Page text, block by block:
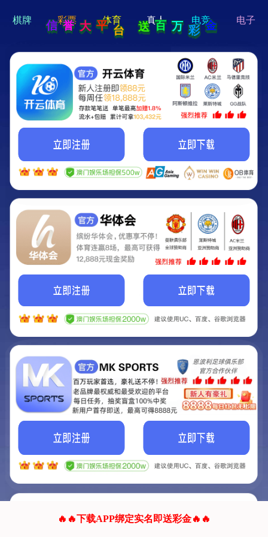
hi 💗
Hey Guys!
我们即将上线啦...
我们的网站正在建设.
它将是非常棒的网站.
联系我们!